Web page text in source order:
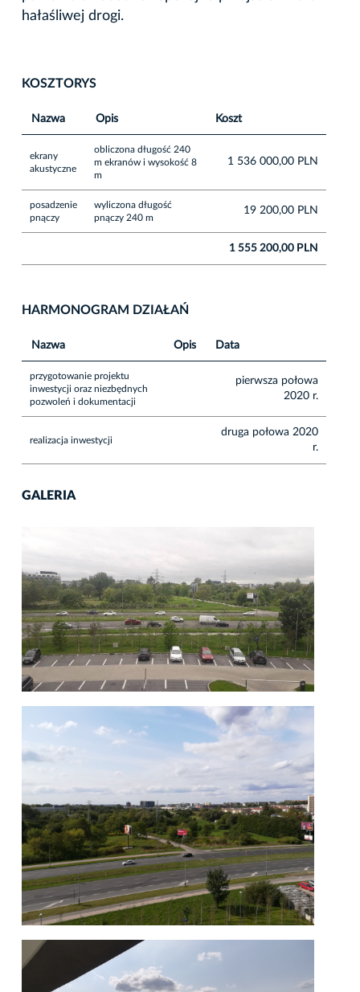
hałaśliwej drogi.
KOSZTORYS
Nazwa Opis Koszt
ekrany
akustyczne
obliczona długość 240
m ekranów i wysokość 8
m
1 536 000,00 PLN
posadzenie
pnączy
wyliczona długość
pnączy 240 m
19 200,00 PLN
1 555 200,00 PLN
HARMONOGRAM DZIAŁAŃ
Nazwa Opis Data
przygotowanie projektu
inwestycji oraz niezbędnych
pozwoleń i dokumentacji
pierwsza połowa
2020 r.
realizacja inwestycji
druga połowa 2020
r.
GALERIA